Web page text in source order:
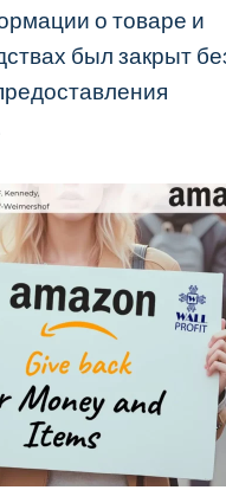
о товаре и
был закрыт